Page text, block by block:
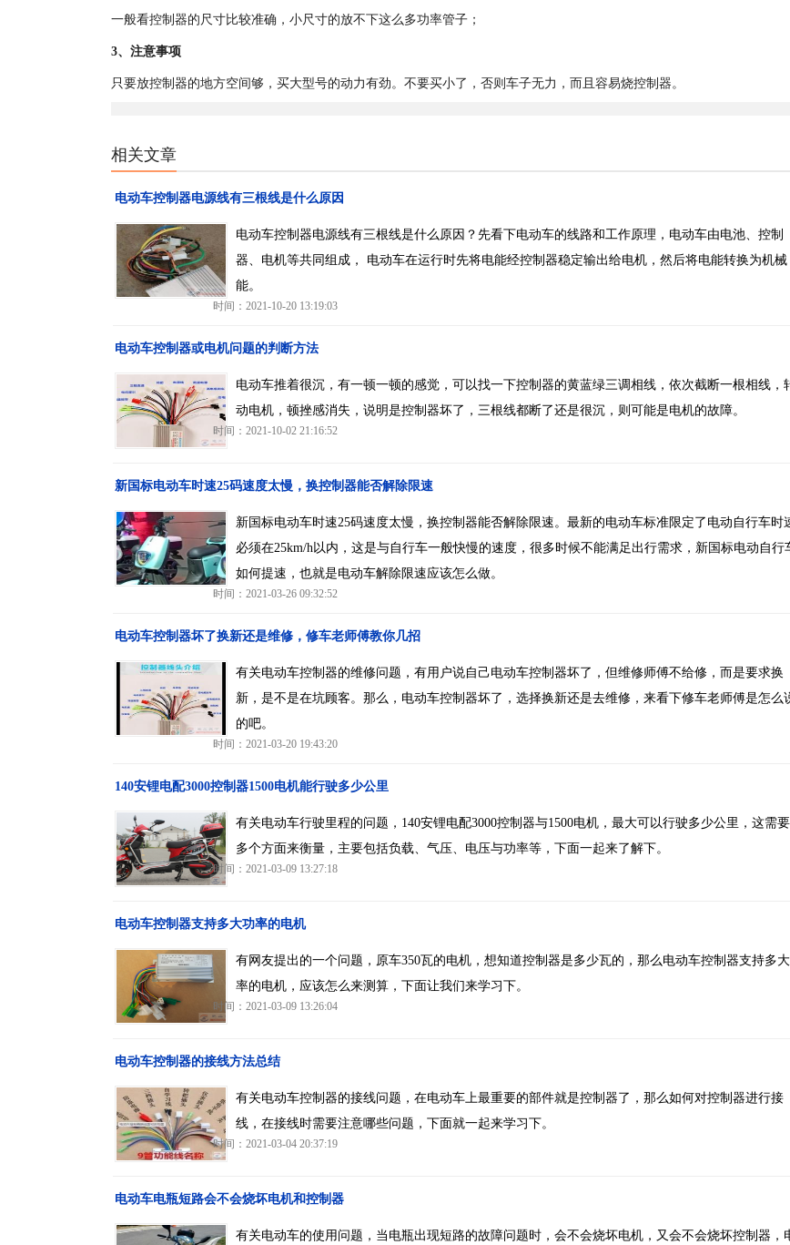
一般看控制器的尺寸比较准确，小尺寸的放不下这么多功率管子；
3、注意事项
只要放控制器的地方空间够，买大型号的动力有劲。不要买小了，否则车子无力，而且容易烧控制器。
相关文章
电动车控制器电源线有三根线是什么原因
电动车控制器电源线有三根线是什么原因？先看下电动车的线路和工作原理，电动车由电池、控制
器、电机等共同组成， 电动车在运行时先将电能经控制器稳定输出给电机，然后将电能转换为机械
能。
时间：2021-10-20 13:19:03
电动车控制器或电机问题的判断方法
电动车推着很沉，有一顿一顿的感觉，可以找一下控制器的黄蓝绿三调相线，依次截断一根相线，
动电机，顿挫感消失，说明是控制器坏了，三根线都断了还是很沉，则可能是电机的故障。
时间：2021-10-02 21:16:52
新国标电动车时速25码速度太慢，换控制器能否解除限速
新国标电动车时速25码速度太慢，换控制器能否解除限速。最新的电动车标准限定了电动自行车时
必须在25km/h以内，这是与自行车一般快慢的速度，很多时候不能满足出行需求，新国标电动自行
如何提速，也就是电动车解除限速应该怎么做。
时间：2021-03-26 09:32:52
电动车控制器坏了换新还是维修，修车老师傅教你几招
有关电动车控制器的维修问题，有用户说自己电动车控制器坏了，但维修师傅不给修，而是要求换
新，是不是在坑顾客。那么，电动车控制器坏了，选择换新还是去维修，来看下修车老师傅是怎么
的吧。
时间：2021-03-20 19:43:20
140安锂电配3000控制器1500电机能行驶多少公里
有关电动车行驶里程的问题，140安锂电配3000控制器与1500电机，最大可以行驶多少公里，这需
多个方面来衡量，主要包括负载、气压、电压与功率等，下面一起来了解下。
时间：2021-03-09 13:27:18
电动车控制器支持多大功率的电机
有网友提出的一个问题，原车350瓦的电机，想知道控制器是多少瓦的，那么电动车控制器支持多
率的电机，应该怎么来测算，下面让我们来学习下。
时间：2021-03-09 13:26:04
电动车控制器的接线方法总结
有关电动车控制器的接线问题，在电动车上最重要的部件就是控制器了，那么如何对控制器进行接
线，在接线时需要注意哪些问题，下面就一起来学习下。
时间：2021-03-04 20:37:19
电动车电瓶短路会不会烧坏电机和控制器
有关电动车的使用问题，当电瓶出现短路的故障问题时，会不会烧坏电机，又会不会烧坏控制器，